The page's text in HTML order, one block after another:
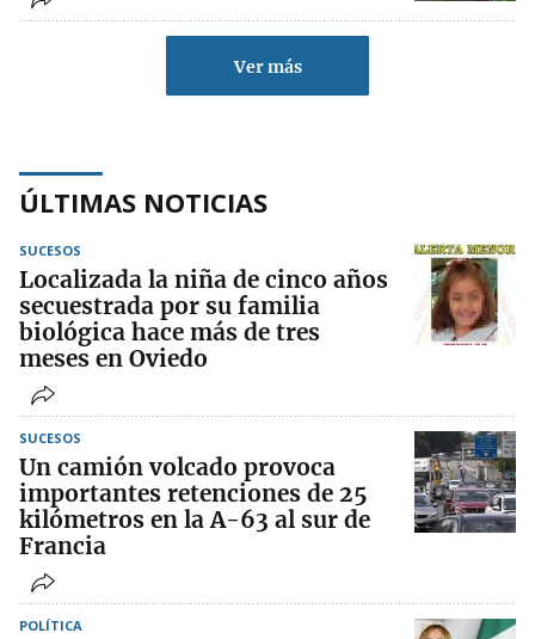
Ver más
ÚLTIMAS NOTICIAS
SUCESOS
Localizada la niña de cinco años
secuestrada por su familia
biológica hace más de tres
meses en Oviedo
SUCESOS
Un camión volcado provoca
importantes retenciones de 25
kilómetros en la A-63 al sur de
Francia
POLÍTICA